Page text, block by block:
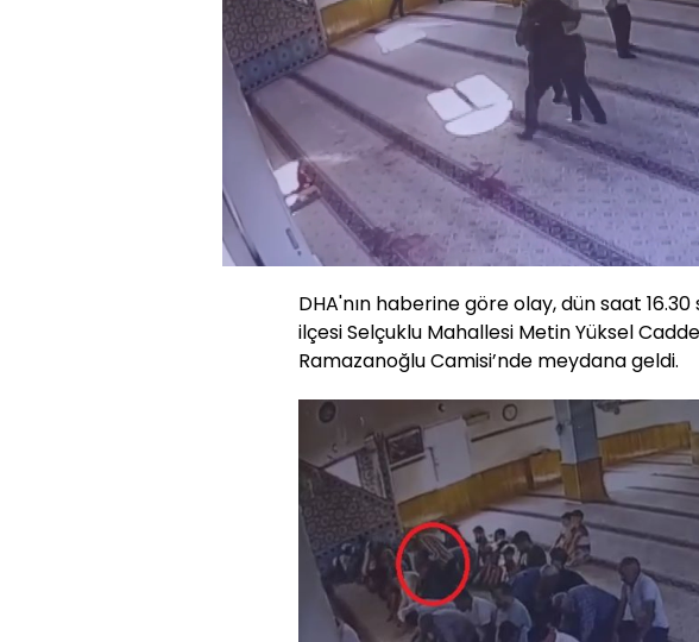
Sesi
Aç
Yüklendi
20.30%
DHA'nın haberine göre olay, dün saat 16.30
ilçesi Selçuklu Mahallesi Metin Yüksel
Ramazanoğlu Camisi’nde meydana geldi.